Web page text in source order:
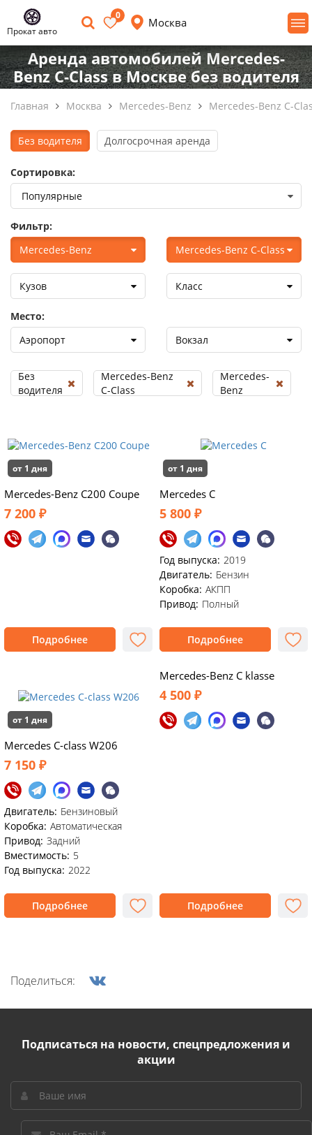
Прокат авто
0
Москва
Аренда автомобилей Mercedes-
Benz C-Class в Москве без водителя
Главная Москва Mercedes-Benz Mercedes-Benz C-
от 1 дня
Mercedes-Benz C200 Coupe
7 200 ₽
Подробнее
от 1 дня
Mercedes C
5 800 ₽
Год выпуска: 2019
Двигатель: Бензин
Коробка: АКПП
Привод: Полный
Подробнее
от 1 дня
Mercedes C-class W206
7 150 ₽
Двигатель: Бензиновый
Коробка: Автоматическая
Привод: Задний
Вместимость: 5
Год выпуска: 2022
Подробнее
Mercedes-Benz С klasse
4 500 ₽
Подробнее
Поделиться:
Без водителя Долгосрочная аренда
Сортировка:
Фильтр:
Mercedes-Benz
Mercedes-Benz C-Class
Кузов Класс
Место:
Аэропорт
Вокзал
Без
водителя
Mercedes-Benz
C-Class
Mercedes-
Benz
Подписаться на новости, спецпредложения и
акции